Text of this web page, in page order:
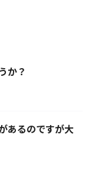
か？
あるのですが大